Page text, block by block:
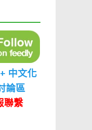
中文化
論區
聯繫